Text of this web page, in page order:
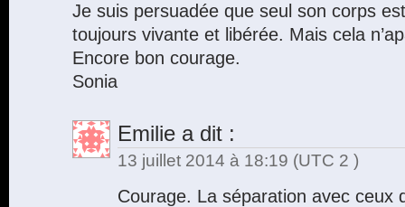
Je suis persuadée que seul son corps
toujours vivante et libérée. Mais cela
Encore bon courage.
Sonia
Emilie a dit :
13 juillet 2014 à 18:19 (UTC 2 )
Courage. La séparation avec ceux